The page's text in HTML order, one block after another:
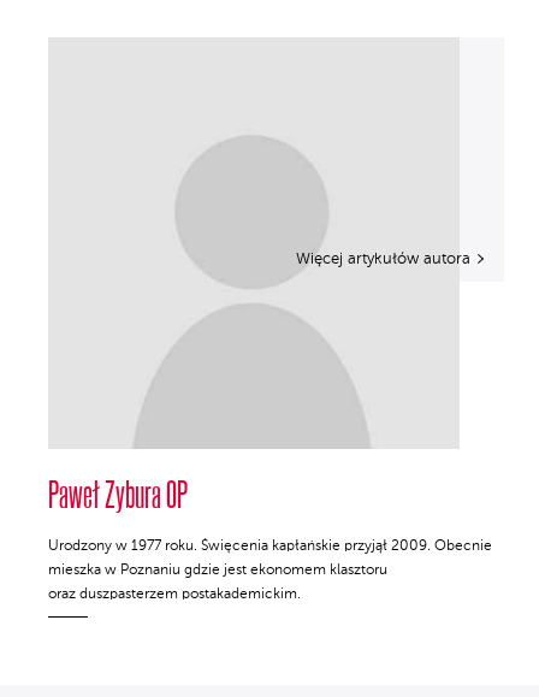
Paweł Zybura OP
Urodzony w 1977 roku. Święcenia kapłańskie przyjął 2009. Obecnie
mieszka w Poznaniu gdzie jest ekonomem klasztoru
oraz duszpasterzem postakademickim.
Więcej artykułów autora